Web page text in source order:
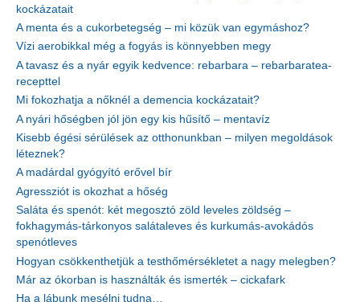
kockázatait
A menta és a cukorbetegség – mi közük van egymáshoz?
Vízi aerobikkal még a fogyás is könnyebben megy
A tavasz és a nyár egyik kedvence: rebarbara – rebarbaratea-
recepttel
Mi fokozhatja a nőknél a demencia kockázatait?
A nyári hőségben jól jön egy kis hűsítő – mentavíz
Kisebb égési sérülések az otthonunkban – milyen megoldások
léteznek?
A madárdal gyógyító erővel bír
Agressziót is okozhat a hőség
Saláta és spenót: két megosztó zöld leveles zöldség –
fokhagymás-tárkonyos salátaleves és kurkumás-avokádós
spenótleves
Hogyan csökkenthetjük a testhőmérsékletet a nagy melegben?
Már az ókorban is használták és ismerték – cickafark
Ha a lábunk mesélni tudna…